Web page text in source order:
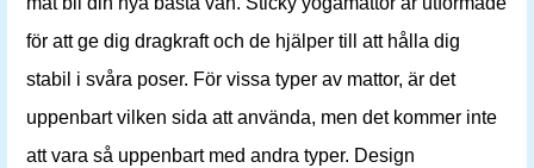
för att ge dig dragkraft och de hjälper till att hålla dig
stabil i svåra poser. För vissa typer av mattor, är det
uppenbart vilken sida att använda, men det kommer inte
att vara så uppenbart med andra typer. Design